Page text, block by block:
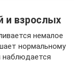
и взрослых
немалое
нормальному
наблюдается